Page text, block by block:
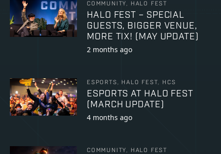
COMMUNITY, HALO FEST
HALO FEST – SPECIAL
GUESTS, BIGGER VENUE,
MORE TIX! (MAY UPDATE)
2 months ago
ESPORTS, HALO FEST, HCS
ESPORTS AT HALO FEST
(MARCH UPDATE)
4 months ago
COMMUNITY, HALO FEST